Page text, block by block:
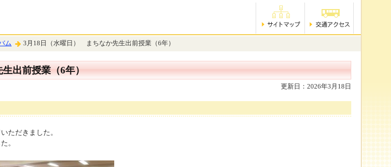
ム 3月18日（水曜日） まちなか先生出前授業（6年）
出前授業（6年）
更新日：2026年3月18日
ただきました。
。